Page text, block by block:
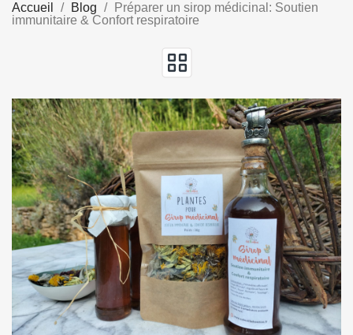
Accueil Blog
Préparer un sirop médicinal: Soutien
immunitaire & Confort respiratoire